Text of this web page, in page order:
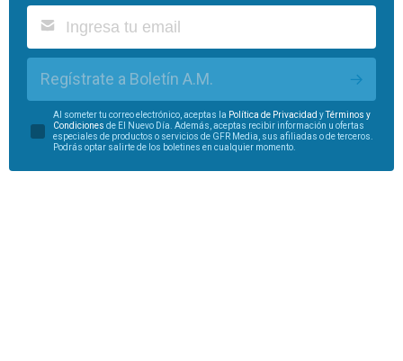
Regístrate a Boletín A.M.
Al someter tu correo electrónico, aceptas la Política de Privacidad yTérminos y
Condiciones de El Nuevo Día. Además, aceptas recibir información u ofertas
especiales de productos o servicios de GFR Media, sus afiliadas o de terceros.
Podrás optar salirte de los boletines en cualquier momento.